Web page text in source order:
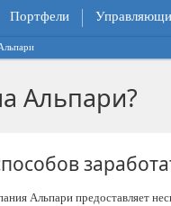
Портфели
Альпари?
Альпари предоставляет